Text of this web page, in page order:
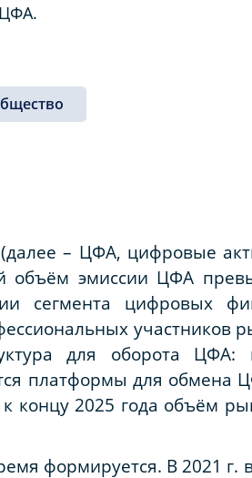
– ЦФА, цифровые
объём эмиссии ЦФА
сегмента цифровых
участников
для оборота ЦФА:
платформы для обмена
2025 года объём
формируется. В 2021 г.